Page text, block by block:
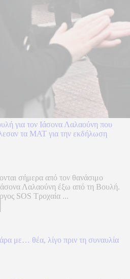
για τον Ιάσονα Λαλαούνη που
τα ΜΑΤ για την εκδήλωση
σήμερα από τον θανάσιμο
Λαλαούνη έξω από τη Βουλή.
SOS Τροχαία ...
με… θέα, λίγο πριν τη συναυλία